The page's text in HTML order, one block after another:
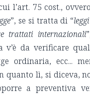
l’art. 75 cost.,
”, se si tratta di “
trattati internazionali
da verificare
ordinaria, ecc...
quanto lì, si diceva,
a preventiva